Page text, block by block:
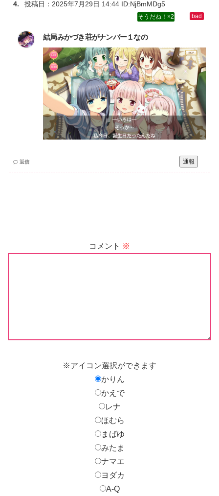
投稿日：2025年7月29日 14:44 ID:NjBmMDg5
2
結局みかづき荘がナンバー１なの
通報
返信
コメント ※
※アイコン選択ができます
かりん
かえで
レナ
ほむら
まばゆ
みたま
ナマエ
ヨダカ
A-Q